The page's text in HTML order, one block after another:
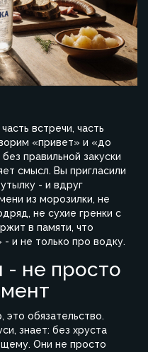
встречи, часть
«привет» и «до
правильной закуски
смысл. Вы пригласили
- и вдруг
из морозилки, не
не сухие гренки с
в памяти, что
- и не только про водку.
- не просто
обязательство.
знает: без хруста
Они не просто